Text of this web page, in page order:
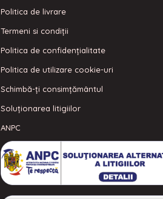
Politica de livrare
Termeni si condiţii
Politica de confidenţialitate
Politica de utilizare cookie-uri
Schimbă-ți consimțământul
Soluționarea litigiilor
ANPC